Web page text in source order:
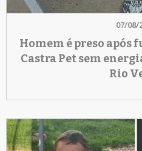
07/08/
Homem é preso após
Castra Pet sem
Rio